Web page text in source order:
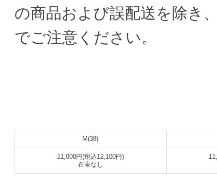
の商品および誤配送を除き
でご注意ください。
M(38)
11,000円(税込12,100円)
在庫なし